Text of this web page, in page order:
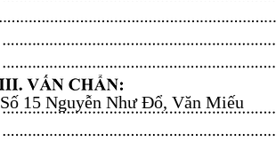
Số 15 Nguyễn Như Đổ, Văn Miếu​​​​